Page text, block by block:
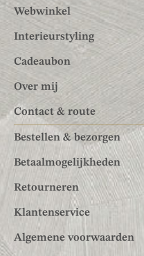
Webwinkel
Interieurstyling
Cadeaubon
Over mij
Contact & route
Bestellen & bezorgen
Betaalmogelijkheden
Retourneren
Klantenservice
Algemene voorwaarden